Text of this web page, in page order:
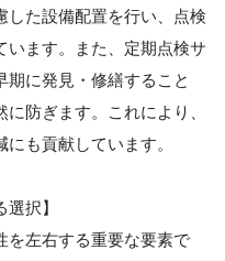
した設備配置を行い、点検
います。また、定期点検サ
期に発見・修繕すること
防ぎます。これにより、
も貢献しています。
択】
を左右する重要な要素で